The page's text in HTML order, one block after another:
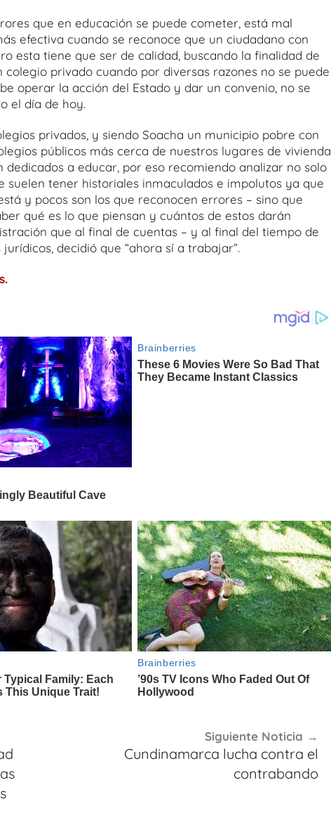
que en educación se puede cometer, está mal
efectiva cuando se reconoce que un ciudadano con
esta tiene que ser de calidad, buscando la finalidad de
privado cuando por diversas razones no se puede
operar la acción del Estado y dar un convenio, no se
el día de hoy.
privados, y siendo Soacha un municipio pobre con
públicos más cerca de nuestros lugares de vivienda,
a educar, por eso recomiendo analizar no solo
tener historiales inmaculados e impolutos ya que
y pocos son los que reconocen errores – sino que
qué es lo que piensan y cuántos de estos darán
que al final de cuentas – y al final del tiempo de
decidió que “ahora sí a trabajar”.
Siguiente Noticia
Cundinamarca lucha contra el
contrabando